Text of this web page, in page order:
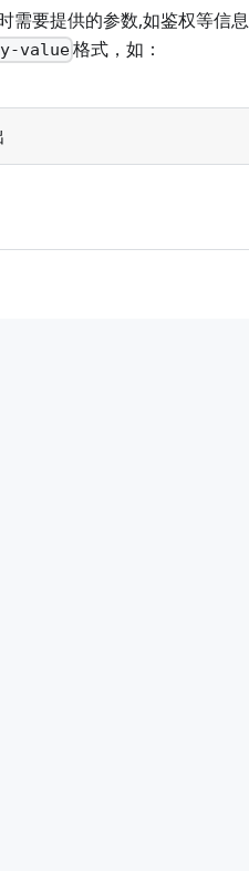
需要提供的参数,如鉴权等信息
value格式，如：